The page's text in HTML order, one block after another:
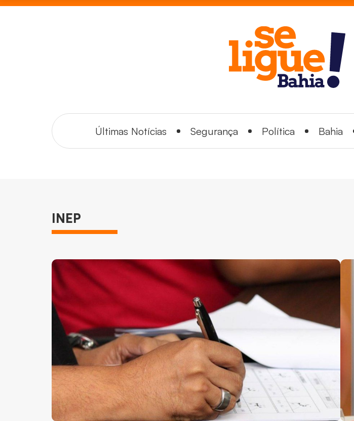
Últimas Notícias Segurança Política Bahia
INEP